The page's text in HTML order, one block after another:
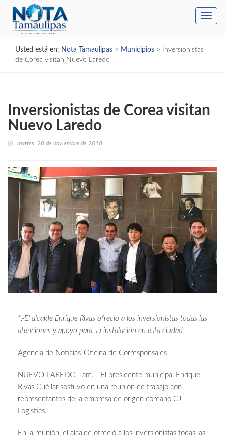
Usted está en: Nota Tamaulipas > Municipios >
Inversionistas
de Corea visitan Nuevo Laredo
Inversionistas de Corea visitan
Nuevo Laredo
martes, 20 de noviembre de 2018
*.-El alcalde Enrique Rivas ofreció a los inversionistas todas las
atenciones y apoyo para su instalación en esta ciudad
Agencia de Noticias-Oficina de Corresponsales
NUEVO LAREDO, Tam.– El presidente municipal Enrique
Rivas Cuéllar sostuvo en una reunión de trabajo con
representantes de la empresa de origen coreano CJ
Logistics.
En la reunión, el alcalde ofreció a los inversionistas todas las